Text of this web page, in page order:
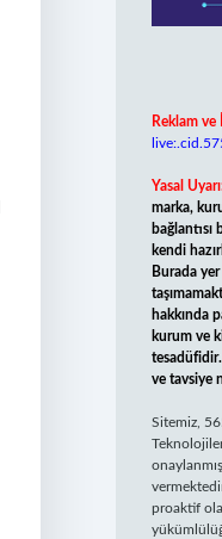
Reklam ve
Yasal
marka,
bağlantısı
kendi
Burada
hakkında
kurum ve
ve tavsiye
Sitemiz,
proaktif